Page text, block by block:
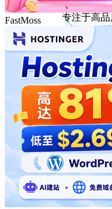
DMIT
专注于高
FastMoss